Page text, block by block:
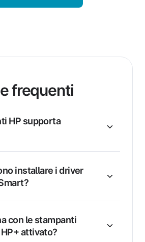
frequenti
HP supporta
installare i driver
con le stampanti
attivato?